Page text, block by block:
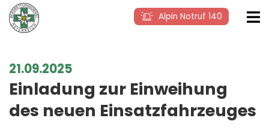
Alpin Notruf 140
21.09.2025
Einladung zur Einweihung
des neuen Einsatzfahrzeuges